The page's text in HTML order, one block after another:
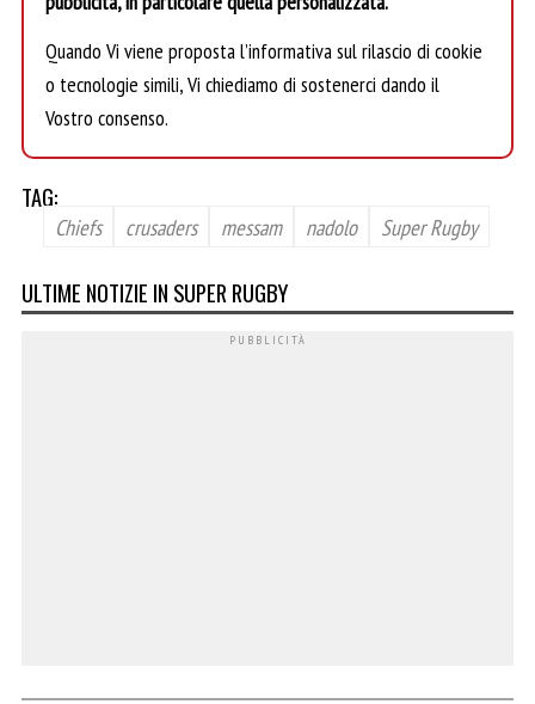
Quando Vi viene proposta l’informativa sul rilascio di cookie
o tecnologie simili, Vi chiediamo di sostenerci dando il
Vostro consenso.
TAG:
Chiefs crusaders messam nadolo Super Rugby
ULTIME NOTIZIE IN SUPER RUGBY